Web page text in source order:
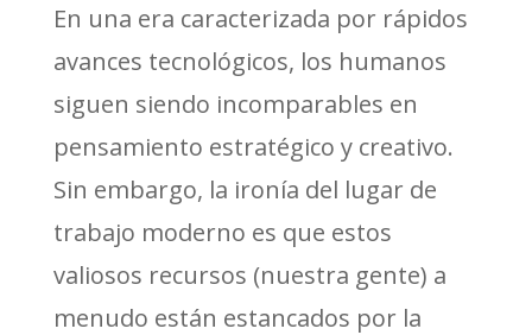
En una era caracterizada por rápidos
avances tecnológicos, los humanos
siguen siendo incomparables en
pensamiento estratégico y creativo.
Sin embargo, la ironía del lugar de
trabajo moderno es que estos
valiosos recursos (nuestra gente) a
menudo están estancados por la